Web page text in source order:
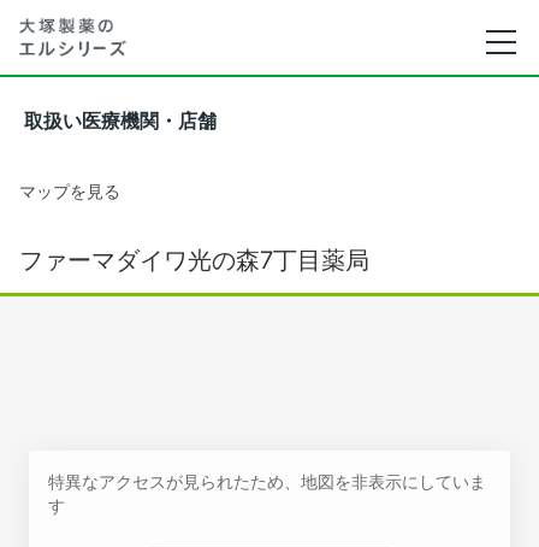
取扱い医療機関・店舗
マップを見る
ファーマダイワ光の森7丁目薬局
特異なアクセスが見られたため、地図を非表示にしていま
す